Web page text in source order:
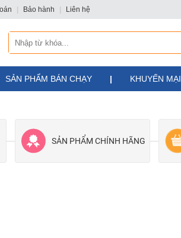
Bảo hành Liên hệ
SẢN PHẨM BÁN CHẠY | KHUYẾN MẠI
SẢN PHẨM CHÍNH HÃNG